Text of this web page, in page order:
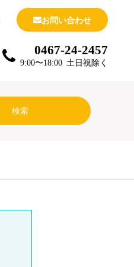
お問い合わせ
0467-24-2457
9:00〜18:00 土日祝除く